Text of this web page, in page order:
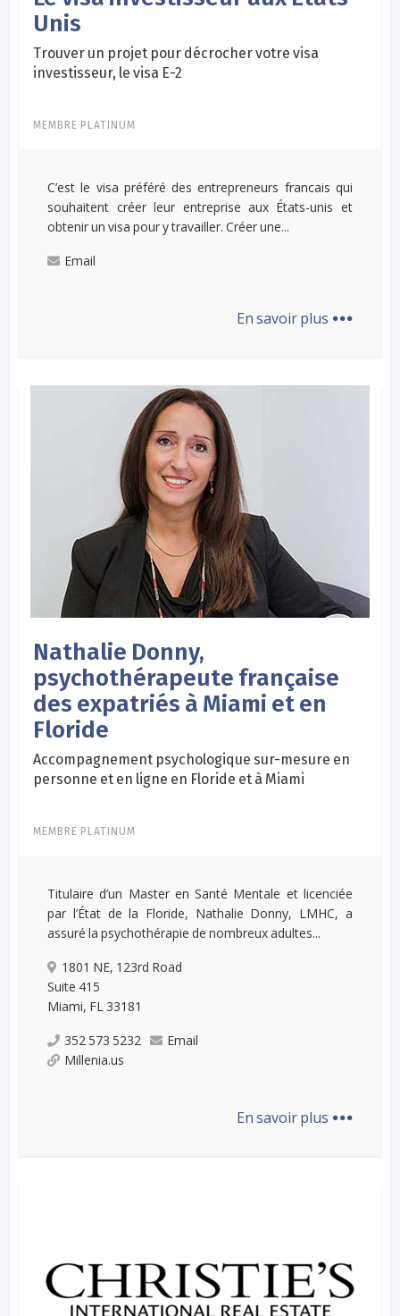
Unis
Trouver un projet pour décrocher votre visa
investisseur, le visa E-2
MEMBRE PLATINUM
C’est le visa préféré des entrepreneurs francais qui
souhaitent créer leur entreprise aux États-unis et
obtenir un visa pour y travailler. Créer une...
Email
En savoir plus ...
Nathalie Donny,
psychothérapeute française
des expatriés à Miami et en
Floride
Accompagnement psychologique sur-mesure en
personne et en ligne en Floride et à Miami
MEMBRE PLATINUM
Titulaire d’un Master en Santé Mentale et licenciée
par l’État de la Floride, Nathalie Donny, LMHC, a
assuré la psychothérapie de nombreux adultes...
1801 NE, 123rd Road
Suite 415
Miami, FL 33181
352 573 5232
Email
Millenia.us
En savoir plus ...